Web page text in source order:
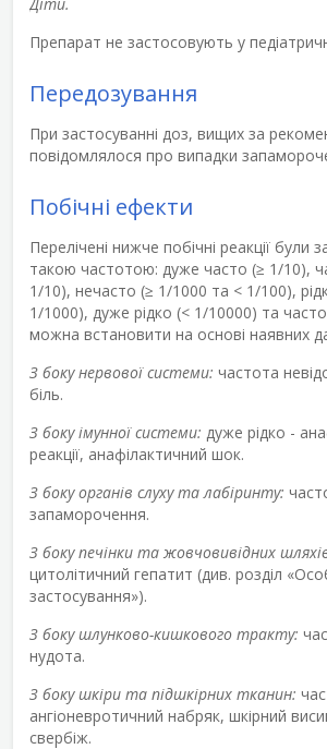
Препарат не застосовують у
Передозування
При застосуванні доз, вищих за
повідомлялося про випадки
Побічні ефекти
Перелічені нижче побічні реакції були
такою частотою: дуже часто (≥ 1/10),
1/10), нечасто (≥ 1/1000 та < 1/100),
1/1000), дуже рідко (< 1/10000) та
можна встановити на основі наявних
З боку нервової системи: частота
біль.
З боку імунної системи: дуже рідко -
реакції, анафілактичний шок.
З боку органів слуху та лабіринту:
запаморочення.
З боку печінки та жовчовивідних
цитолітичний гепатит (див. розділ
застосування»).
З боку шлунково-кишкового тракту:
нудота.
З боку шкіри та підшкірних тканин:
ангіоневротичний набряк, шкірний
свербіж.